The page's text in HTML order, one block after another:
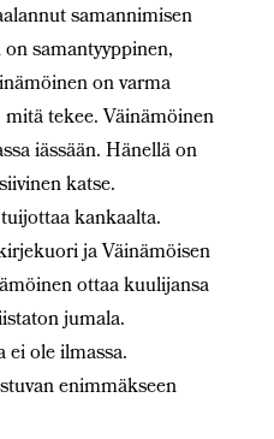
samannimisen
samantyyppinen,
on varma
tekee. Väinämöinen
iässään. Hänellä on
katse.
kankaalta.
ja Väinämöisen
ottaa kuulijansa
jumala.
ole ilmassa.
enimmäkseen